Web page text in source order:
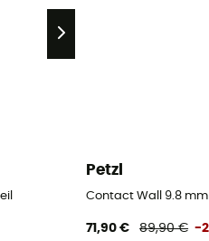
Petzl
Contact Wall 9.8
71,90 € 89,90 € -